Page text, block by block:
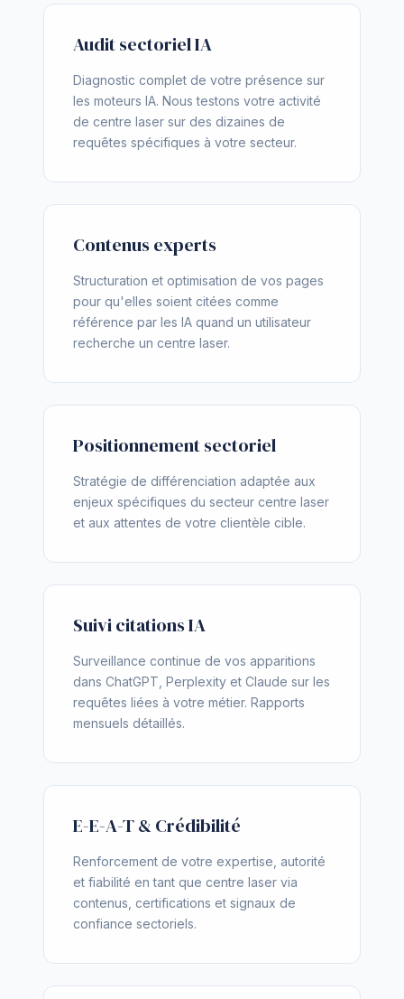
Audit sectoriel IA
Diagnostic complet de votre présence sur
les moteurs IA. Nous testons votre activité
de centre laser sur des dizaines de
requêtes spécifiques à votre secteur.
Contenus experts
Structuration et optimisation de vos pages
pour qu'elles soient citées comme
référence par les IA quand un utilisateur
recherche un centre laser.
Positionnement sectoriel
Stratégie de différenciation adaptée aux
enjeux spécifiques du secteur centre laser
et aux attentes de votre clientèle cible.
Suivi citations IA
Surveillance continue de vos apparitions
dans ChatGPT, Perplexity et Claude sur les
requêtes liées à votre métier. Rapports
mensuels détaillés.
E-E-A-T & Crédibilité
Renforcement de votre expertise, autorité
et fiabilité en tant que centre laser via
contenus, certifications et signaux de
confiance sectoriels.